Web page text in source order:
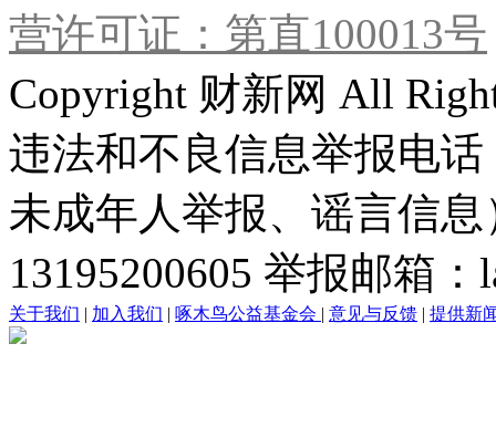
营许可证：第直100013号
Copyright 财新网 All
违法和不良信息举报电
未成年人举报、谣言信
13195200605 举报邮箱
关于我们 | 加入我们 | 啄木鸟公益基金会 | 意见与反馈 | 提供新